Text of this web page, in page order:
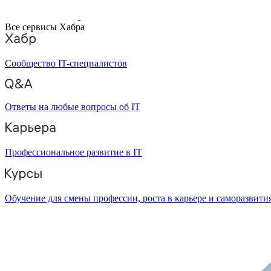
Все сервисы Хабра
Сообщество IT-специалистов
Ответы на любые вопросы об IT
Профессиональное развитие в IT
Обучение для смены профессии, роста в карьере и